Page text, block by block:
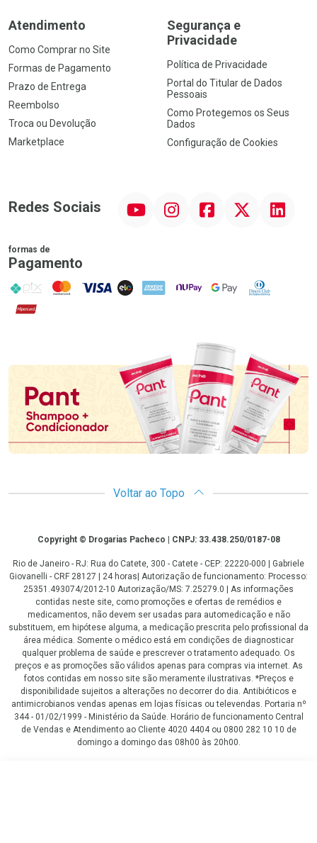
Atendimento
Como Comprar no Site
Formas de Pagamento
Prazo de Entrega
Reembolso
Troca ou Devolução
Marketplace
Segurança e
Privacidade
Política de Privacidade
Portal do Titular de Dados
Pessoais
Como Protegemos os Seus
Dados
Configuração de Cookies
Redes Sociais InstagramFacebook Linkedin
formas de
Pagamento
PIX MasterCard
VISA ELO AMEX NuPay Google PayDiners Club
Hipercard
Promoção em Destaque
Voltar ao Topo
CopyrightCopyright © Drogarias Pacheco | CNPJ: 33.438.250/0187-08
Rio de Janeiro - RJ: Rua do Catete, 300 - Catete - CEP: 22220-000 | Gabriele
Giovanelli - CRF 28127 | 24 horas| Autorização de funcionamento: Processo:
25351.493074/2012-10 Autorização/MS: 7.25279.0 | As informações
contidas neste site, como promoções e ofertas de remédios e
medicamentos, não devem ser usadas para automedicação e não
substituem, em hipótese alguma, a medicação prescrita pelo profissional da
área médica. Somente o médico está em condições de diagnosticar
qualquer problema de saúde e prescrever o tratamento adequado. Os
preços e as promoções são válidos apenas para compras via internet. As
fotos contidas em nosso site são meramente ilustrativas. *Preços e
disponibilidade sujeitos a alterações no decorrer do dia. Antibióticos e
antimicrobianos vendas apenas em lojas físicas ou televendas. Portaria nº
344 - 01/02/1999 - Ministério da Saúde. Horário de funcionamento Central
de Vendas e Atendimento ao Cliente 4020 4404 ou 0800 282 10 10 de
domingo a domingo das 08h00 às 20h00.